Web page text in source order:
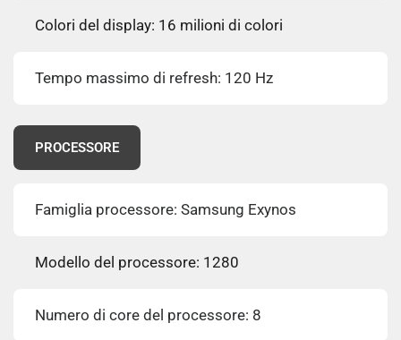
Colori del display: 16 milioni di colori
Tempo massimo di refresh: 120 Hz
PROCESSORE
Famiglia processore: Samsung Exynos
Modello del processore: 1280
Numero di core del processore: 8